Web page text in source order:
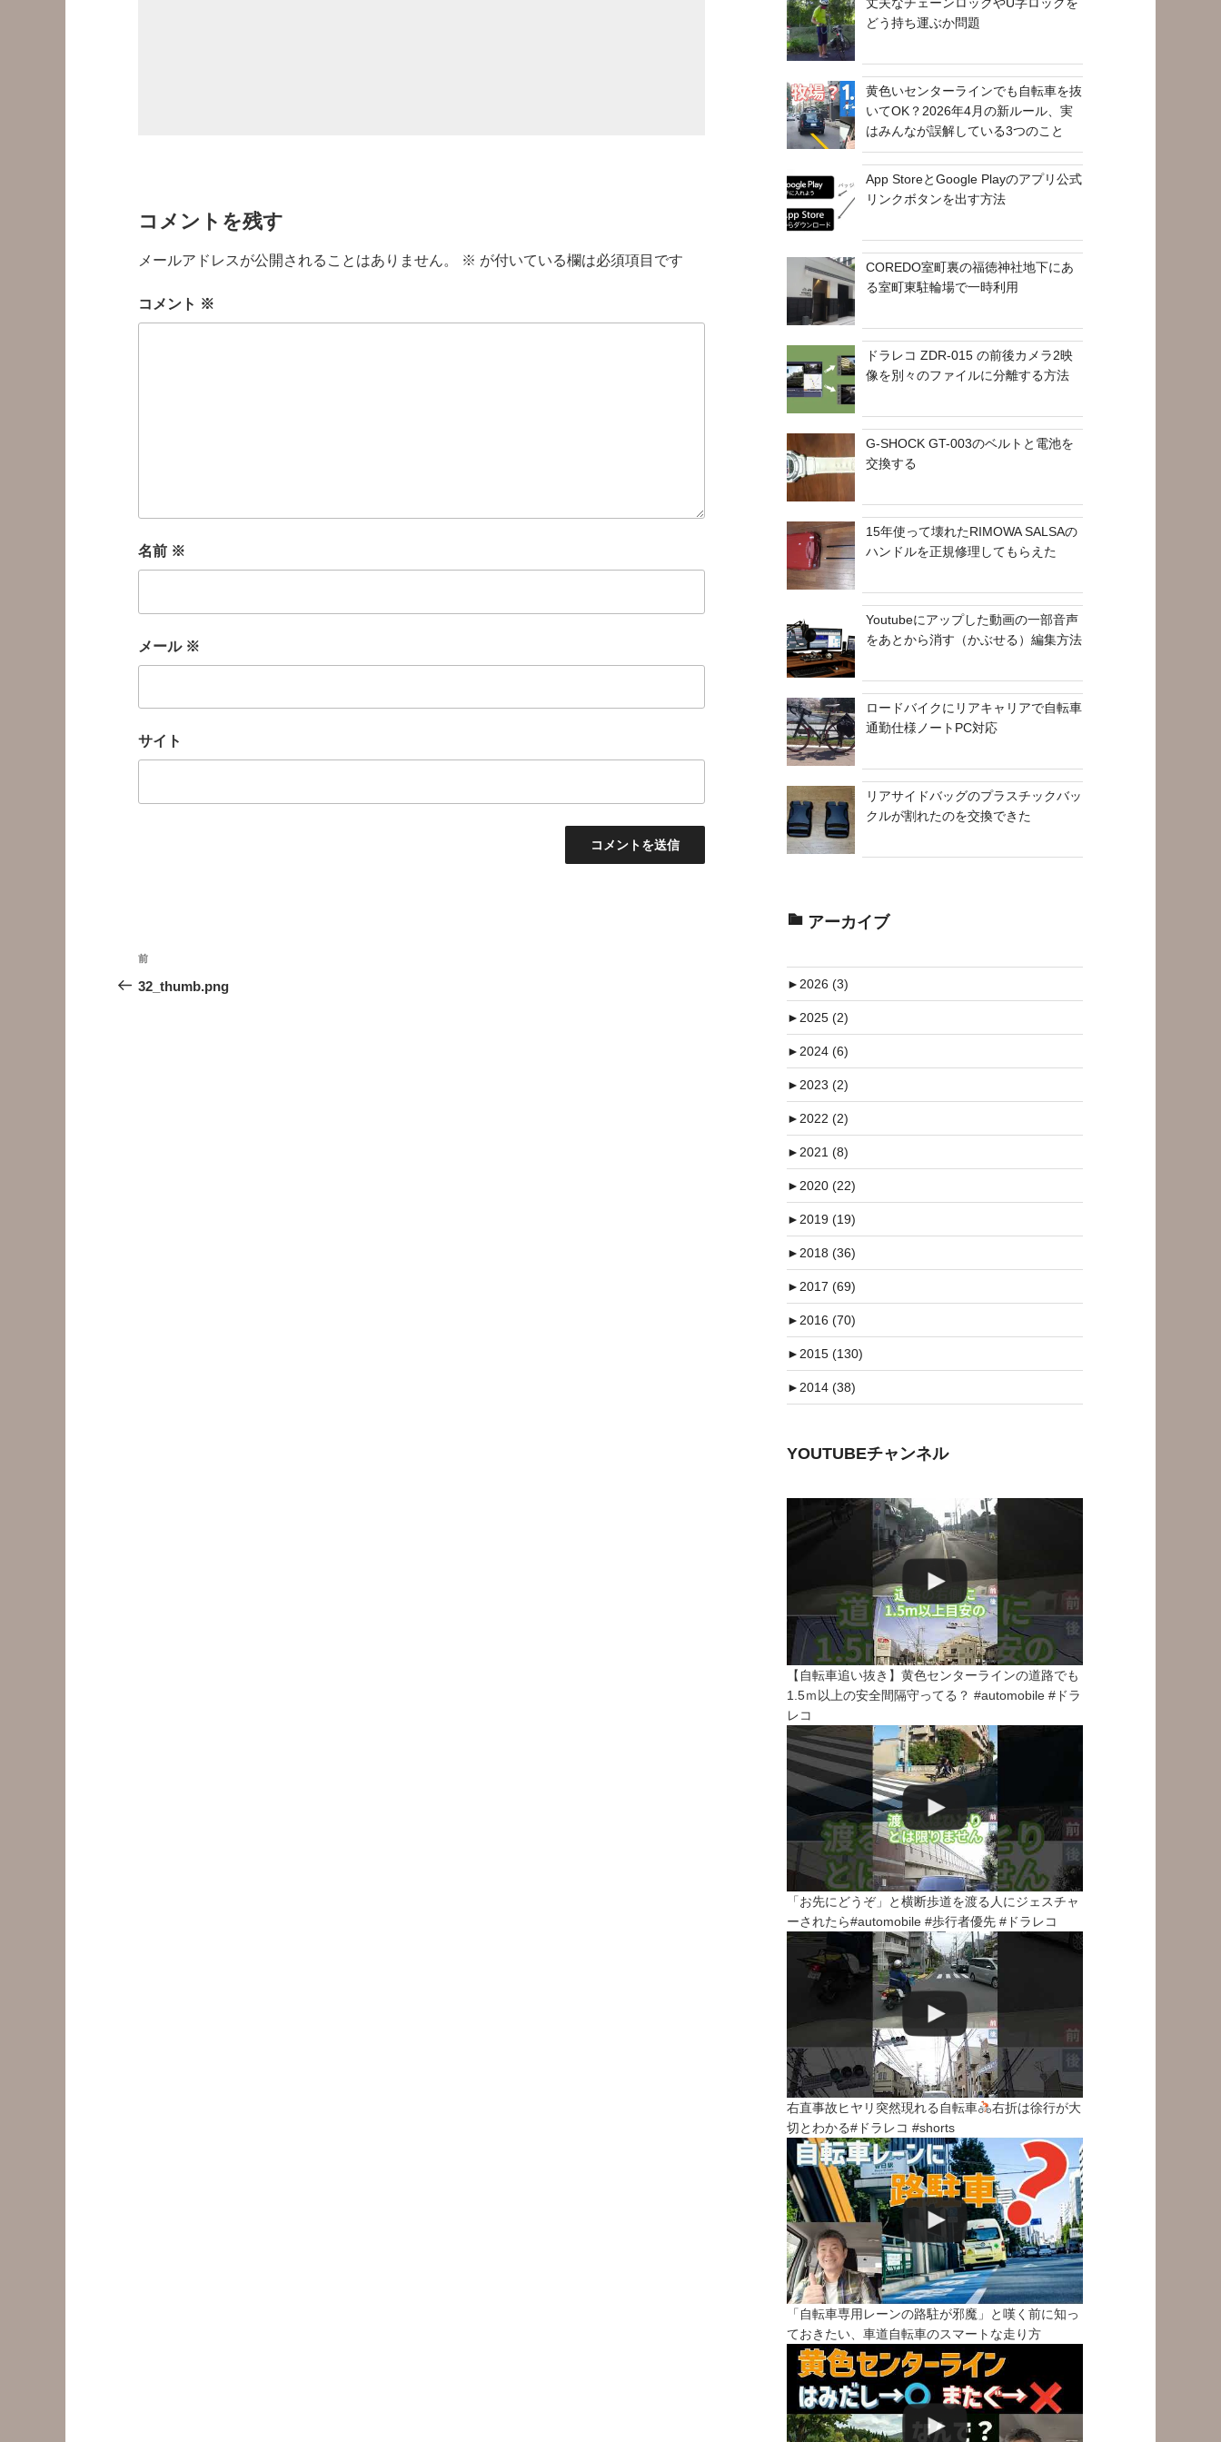
コメントを残す
メールアドレスが公開されることはありません。 ※ が付いている欄は必須項目です
コメント ※
名前 ※
メール ※
サイト
投
稿
前
の
前
32_thumb.png
どう持ち運ぶか問題
黄色いセンターラインでも自転車を抜
いてOK？2026年4月の新ルール、実
はみんなが誤解している3つのこと
App StoreとGoogle Playのアプリ公式
リンクボタンを出す方法
COREDO室町裏の福徳神社地下にあ
る室町東駐輪場で一時利用
ドラレコ ZDR-015 の前後カメラ2映
像を別々のファイルに分離する方法
G-SHOCK GT-003のベルトと電池を
交換する
15年使って壊れたRIMOWA SALSAの
ハンドルを正規修理してもらえた
Youtubeにアップした動画の一部音声
をあとから消す（かぶせる）編集方法
ロードバイクにリアキャリアで自転車
通勤仕様ノートPC対応
リアサイドバッグのプラスチックバッ
クルが割れたのを交換できた
アーカイブ
►2026 (3)
►2025 (2)
►2024 (6)
►2023 (2)
►2022 (2)
►2021 (8)
►2020 (22)
►2019 (19)
►2018 (36)
►2017 (69)
►2016 (70)
►2015 (130)
►2014 (38)
YOUTUBEチャンネル
【自転車追い抜き】黄色センターラインの道路でも
1.5ｍ以上の安全間隔守ってる？ #automobile #ドラ
レコ
「お先にどうぞ」と横断歩道を渡る人にジェスチャ
ーされたら#automobile #歩行者優先 #ドラレコ
右直事故ヒヤリ突然現れる自転車
右折は徐行が大
切とわかる#ドラレコ #shorts
「自転車専用レーンの路駐が邪魔」と嘆く前に知っ
ておきたい、車道自転車のスマートな走り方